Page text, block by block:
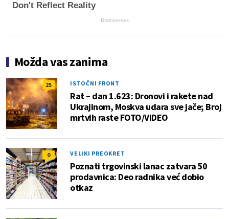
Don't Reflect Reality
Brainberries
Možda vas zanima
25 ISTOČNI FRONT
Rat – dan 1.623: Dronovi i rakete nad
Ukrajinom, Moskva udara sve jače; Broj
mrtvih raste FOTO/VIDEO
0 VELIKI PREOKRET
Poznati trgovinski lanac zatvara 50
prodavnica: Deo radnika već dobio
otkaz